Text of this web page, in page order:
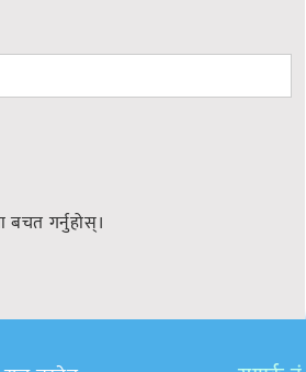
बचत गर्नुहोस्।